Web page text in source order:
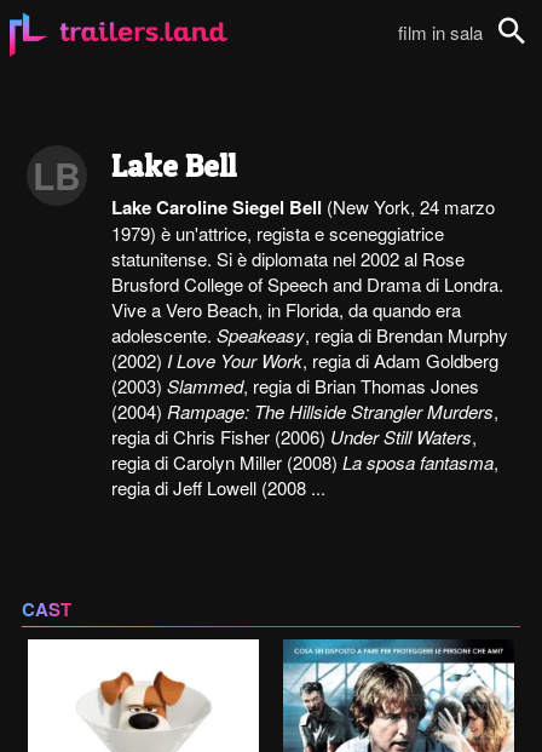
film in sala
LB Lake Bell
Lake Caroline Siegel Bell (New York, 24 marzo
1979) è un'attrice, regista e sceneggiatrice
statunitense. Si è diplomata nel 2002 al Rose
Brusford College of Speech and Drama di Londra.
Vive a Vero Beach, in Florida, da quando era
adolescente.Speakeasy, regia di Brendan Murphy
(2002) I Love Your Work, regia di Adam Goldberg
(2003)Slammed, regia di Brian Thomas Jones
(2004) Rampage: The Hillside Strangler Murders,
regia di Chris Fisher (2006) Under Still Waters,
regia di Carolyn Miller (2008)La sposa fantasma,
regia di Jeff Lowell (2008 ...
CAST